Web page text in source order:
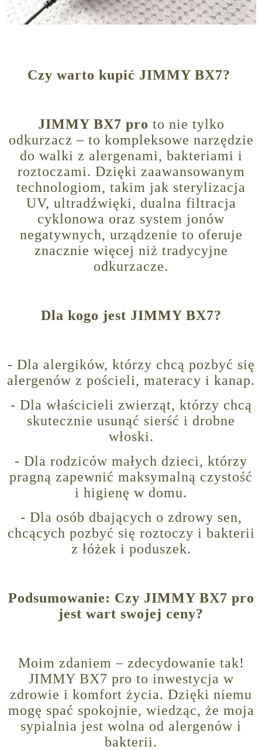
Czy warto kupić JIMMY BX7?
JIMMY BX7 pro to nie tylko
odkurzacz – to kompleksowe narzędzie
do walki z alergenami, bakteriami i
roztoczami. Dzięki zaawansowanym
technologiom, takim jak sterylizacja
UV, ultradźwięki, dualna filtracja
cyklonowa oraz system jonów
negatywnych, urządzenie to oferuje
znacznie więcej niż tradycyjne
odkurzacze.
Dla kogo jest JIMMY BX7?
- Dla alergików, którzy chcą pozbyć się
alergenów z pościeli, materacy i kanap.
- Dla właścicieli zwierząt, którzy chcą
skutecznie usunąć sierść i drobne
włoski.
- Dla rodziców małych dzieci, którzy
pragną zapewnić maksymalną czystość
i higienę w domu.
- Dla osób dbających o zdrowy sen,
chcących pozbyć się roztoczy i bakterii
z łóżek i poduszek.
Podsumowanie: Czy JIMMY BX7 pro
jest wart swojej ceny?
Moim zdaniem – zdecydowanie tak!
JIMMY BX7 pro to inwestycja w
zdrowie i komfort życia. Dzięki niemu
mogę spać spokojnie, wiedząc, że moja
sypialnia jest wolna od alergenów i
bakterii.